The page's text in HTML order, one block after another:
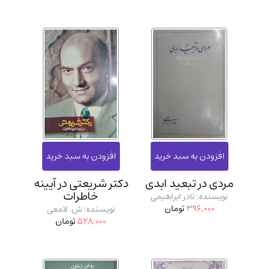
مردی در تبعید ابدی
نویسنده: نادر ابراهیمی
396,000تومان
دکتر شریعتی در آیینه
خاطرات
نویسنده: ش. لامعی
528,000تومان